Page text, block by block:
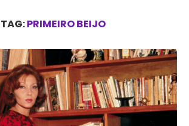
TAG:PRIMEIRO BEIJO